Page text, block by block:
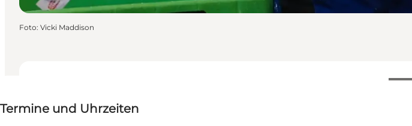
Termine und Uhrzeiten
Kostenlos
Foto: Vicki Maddison